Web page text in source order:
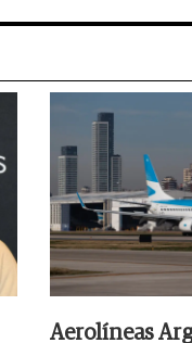
Aerolíneas